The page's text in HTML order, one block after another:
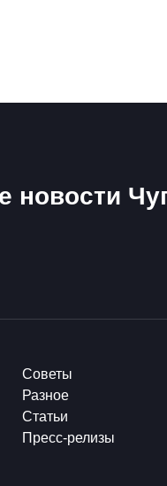
новости
Советы
Разное
Статьи
Пресс-релизы